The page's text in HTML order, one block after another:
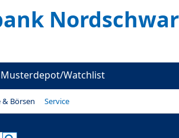
Musterdepot/Watchlist
Börsen Service